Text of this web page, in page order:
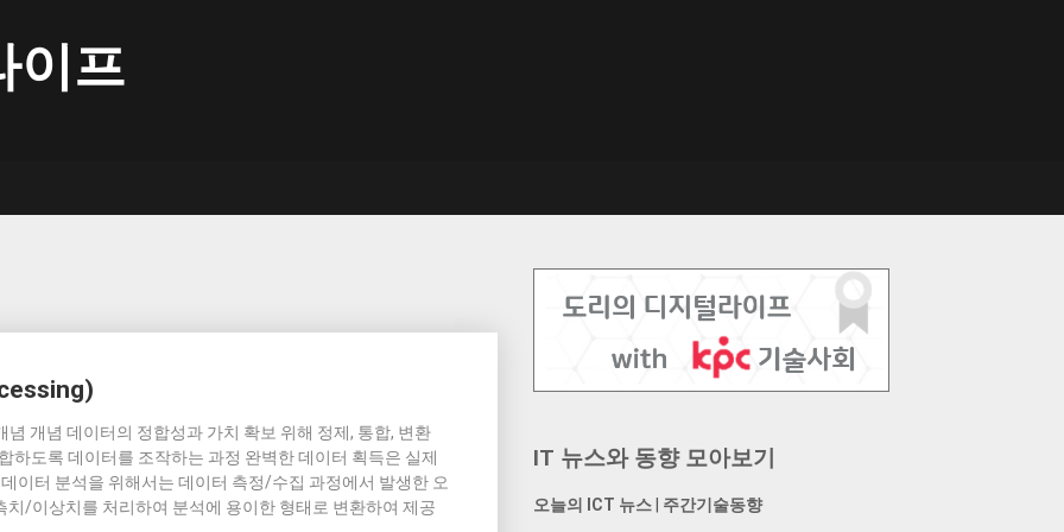
이프
개념 데이터의 정합성과 가치 확보 위해 정제, 통합, 변환
하도록 데이터를 조작하는 과정 완벽한 데이터 획득은 실제
이터 분석을 위해서는 데이터 측정/수집 과정에서 발생한 오
/이상치를 처리하여 분석에 용이한 형태로 변환하여 제공
IT 뉴스와 동향 모아보기
오늘의 ICT 뉴스 주간기술동향